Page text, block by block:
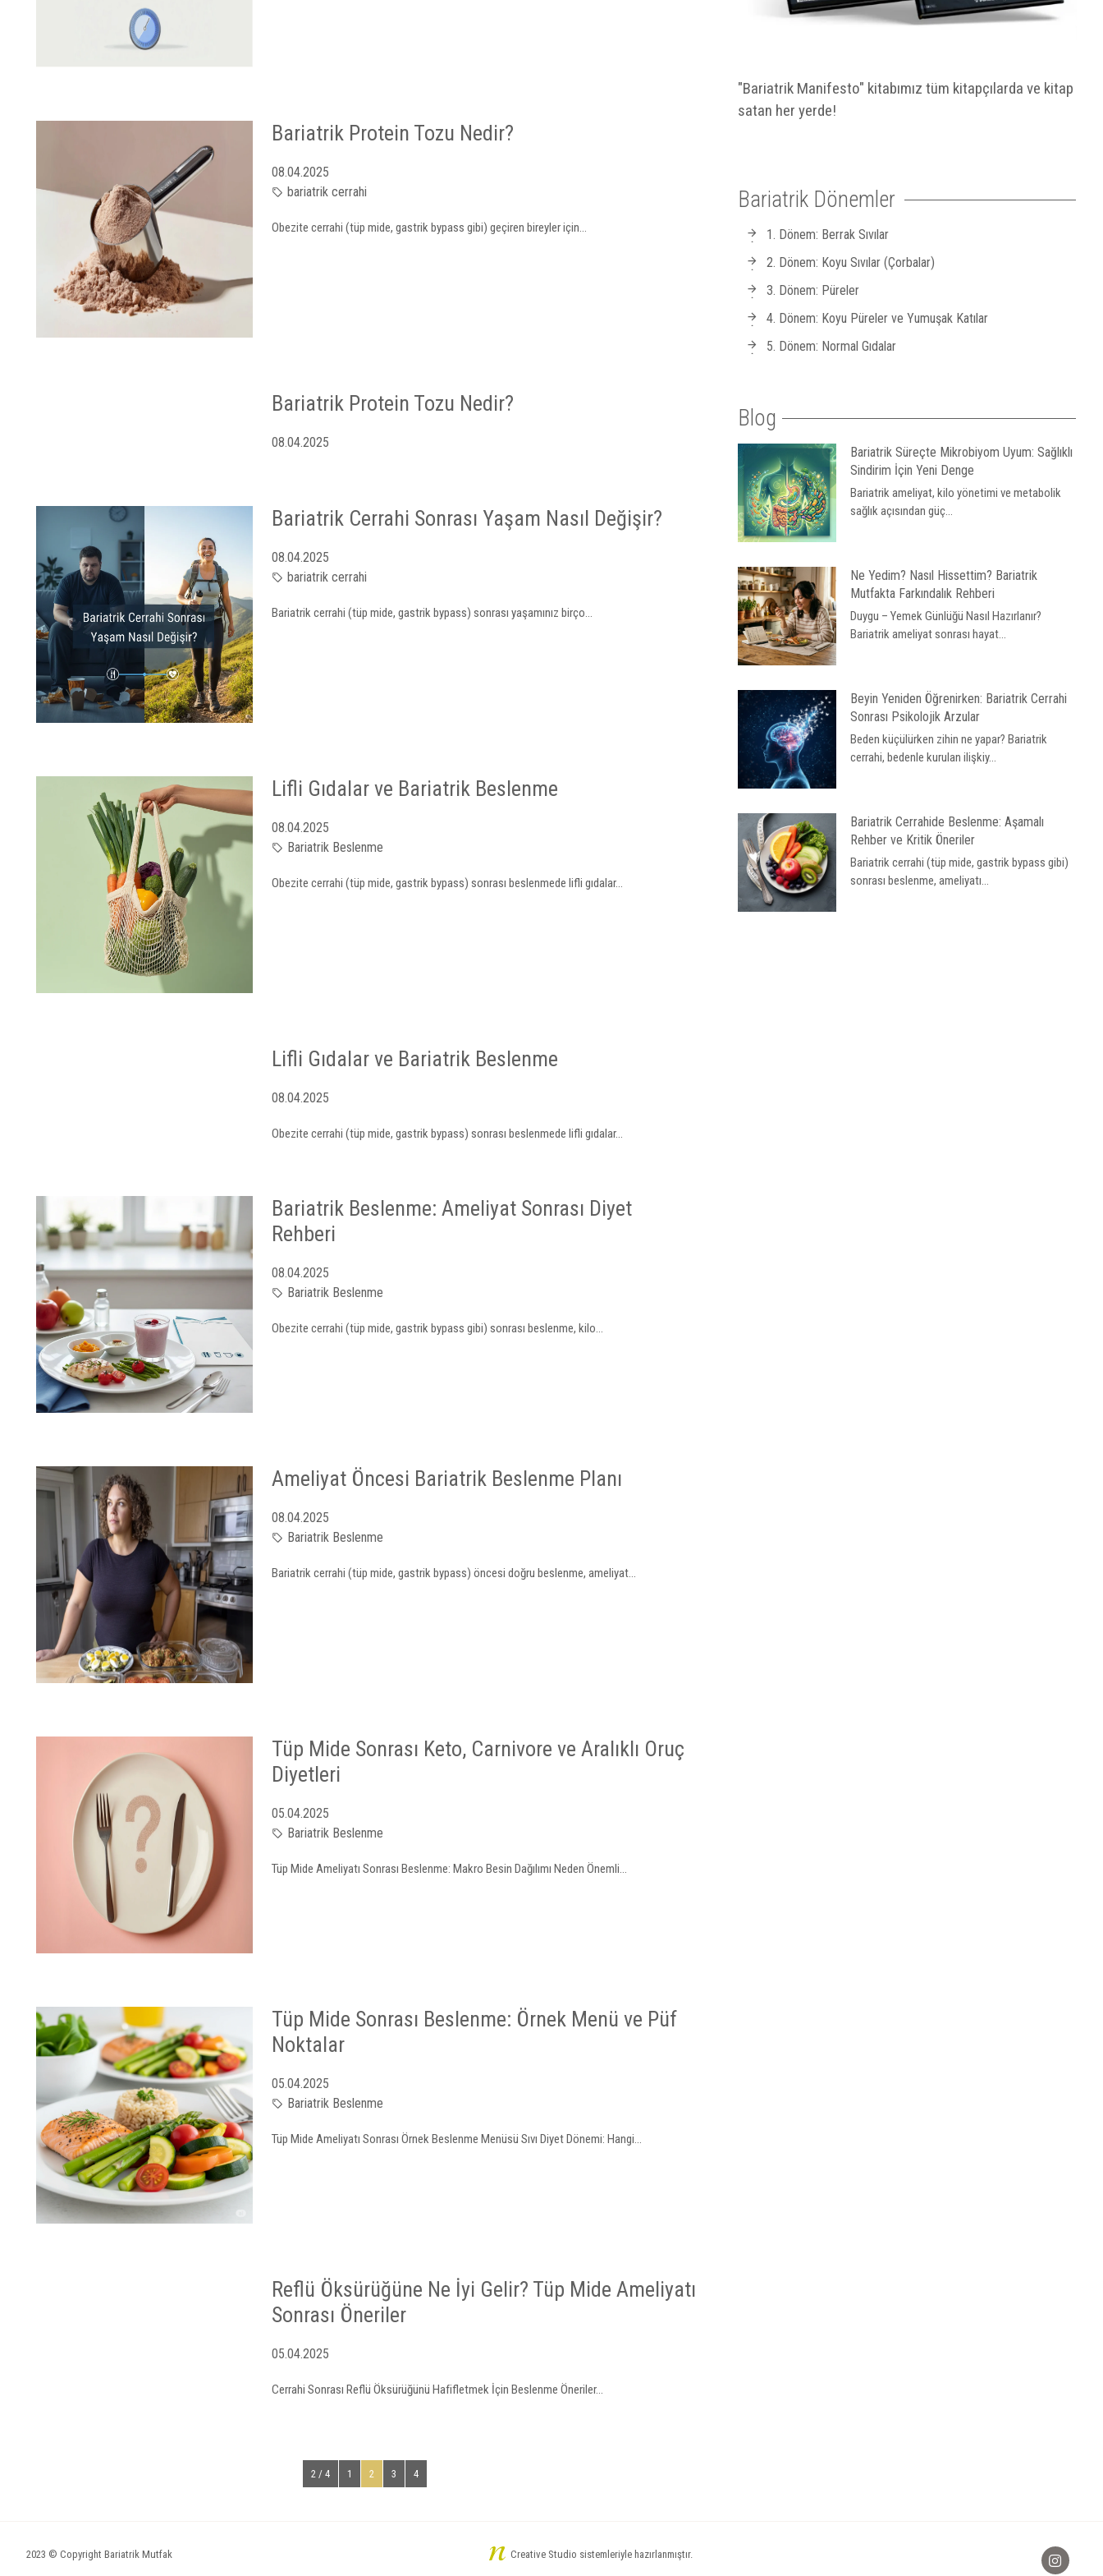
Bariatrik Protein Tozu Nedir?
08.04.2025
bariatrik cerrahi
Obezite cerrahi (tüp mide, gastrik bypass gibi) geçiren bireyler için...
Bariatrik Protein Tozu Nedir?
08.04.2025
Bariatrik Cerrahi Sonrası Yaşam Nasıl Değişir?
08.04.2025
bariatrik cerrahi
Bariatrik cerrahi (tüp mide, gastrik bypass) sonrası yaşamınız birço...
Lifli Gıdalar ve Bariatrik Beslenme
08.04.2025
Bariatrik Beslenme
Obezite cerrahi (tüp mide, gastrik bypass) sonrası beslenmede lifli gıdalar...
Lifli Gıdalar ve Bariatrik Beslenme
08.04.2025
Obezite cerrahi (tüp mide, gastrik bypass) sonrası beslenmede lifli gıdalar...
Bariatrik Beslenme: Ameliyat Sonrası Diyet
Rehberi
08.04.2025
Bariatrik Beslenme
Obezite cerrahi (tüp mide, gastrik bypass gibi) sonrası beslenme, kilo...
Ameliyat Öncesi Bariatrik Beslenme Planı
08.04.2025
Bariatrik Beslenme
Bariatrik cerrahi (tüp mide, gastrik bypass) öncesi doğru beslenme, ameliyat...
Tüp Mide Sonrası Keto, Carnivore ve Aralıklı Oruç
Diyetleri
05.04.2025
Bariatrik Beslenme
Tüp Mide Ameliyatı Sonrası Beslenme: Makro Besin Dağılımı Neden Önemli...
Tüp Mide Sonrası Beslenme: Örnek Menü ve Püf
Noktalar
05.04.2025
Bariatrik Beslenme
Tüp Mide Ameliyatı Sonrası Örnek Beslenme Menüsü Sıvı Diyet Dönemi: Hangi...
Reflü Öksürüğüne Ne İyi Gelir? Tüp Mide Ameliyatı
Sonrası Öneriler
05.04.2025
Cerrahi Sonrası Reflü Öksürüğünü Hafifletmek İçin Beslenme Öneriler...
2 / 4 1 2 3 4
"Bariatrik Manifesto" kitabımız tüm kitapçılarda ve kitap
satan her yerde!
Bariatrik Dönemler
1. Dönem: Berrak Sıvılar
2. Dönem: Koyu Sıvılar (Çorbalar)
3. Dönem: Püreler
4. Dönem: Koyu Püreler ve Yumuşak Katılar
5. Dönem: Normal Gıdalar
Blog
Bariatrik Süreçte Mikrobiyom Uyum: Sağlıklı
Sindirim İçin Yeni Denge
Bariatrik ameliyat, kilo yönetimi ve metabolik
sağlık açısından güç...
Ne Yedim? Nasıl Hissettim? Bariatrik
Mutfakta Farkındalık Rehberi
Duygu – Yemek Günlüğü Nasıl Hazırlanır?
Bariatrik ameliyat sonrası hayat...
Beyin Yeniden Öğrenirken: Bariatrik Cerrahi
Sonrası Psikolojik Arzular
Beden küçülürken zihin ne yapar? Bariatrik
cerrahi, bedenle kurulan ilişkiy...
Bariatrik Cerrahide Beslenme: Aşamalı
Rehber ve Kritik Öneriler
Bariatrik cerrahi (tüp mide, gastrik bypass gibi)
sonrası beslenme, ameliyatı...
2023 © Copyright Bariatrik Mutfak Creative Studio sistemleriyle hazırlanmıştır.